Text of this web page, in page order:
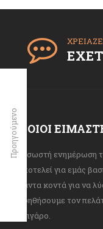
Προηγούμενο ΠΟΙΟΙ
Η σωστή ενημέρωση
αποτελεί για εμάς
πάντα κοντά για να
βοηθήσουμε τον
τσιγάρο.